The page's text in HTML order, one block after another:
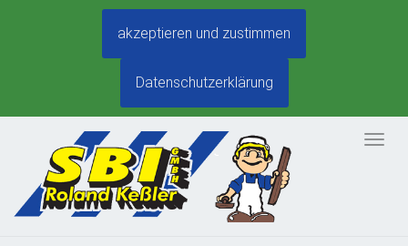
akzeptieren und zustimmen
Datenschutzerklärung